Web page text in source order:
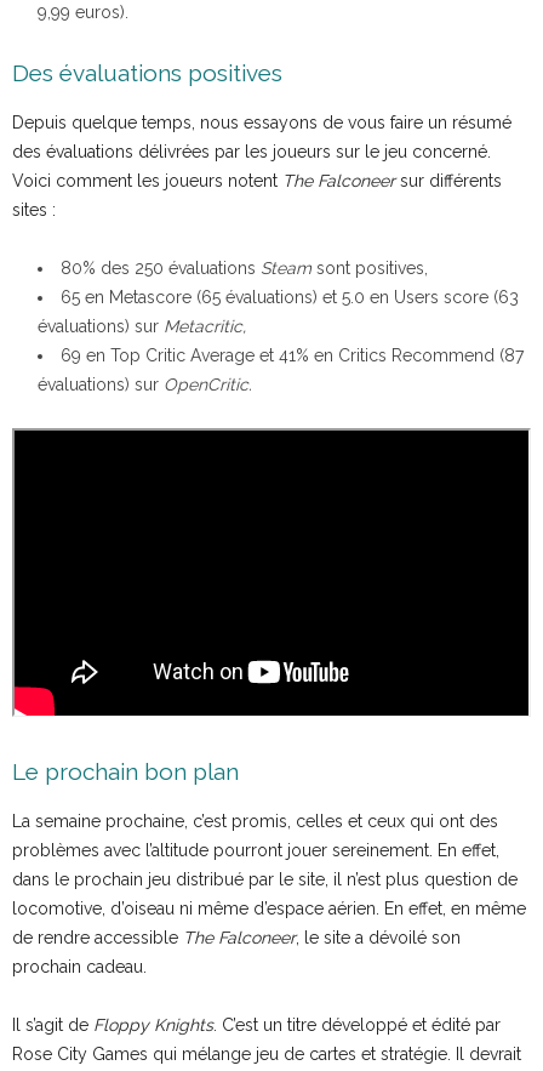
9,99 euros).
Des évaluations positives
Depuis quelque temps, nous essayons de vous faire un résumé
des évaluations délivrées par les joueurs sur le jeu concerné.
Voici comment les joueurs notent The Falconeersur différents
sites :
80% des 250 évaluations Steamsont positives,
65 en Metascore (65 évaluations) et 5.0 en Users score (63
évaluations) sur Metacritic,
69 en Top Critic Average et 41% en Critics Recommend (87
évaluations) sur OpenCritic.
Le prochain bon plan
La semaine prochaine, c’est promis, celles et ceux qui ont des
problèmes avec l’altitude pourront jouer sereinement. En effet,
dans le prochain jeu distribué par le site, il n’est plus question de
locomotive, d’oiseau ni même d’espace aérien. En effet, en même
de rendre accessible The Falconeer, le site a dévoilé son
prochain cadeau.
Il s’agit de Floppy Knights. C’est un titre développé et édité par
Rose City Games qui mélange jeu de cartes et stratégie. Il devrait